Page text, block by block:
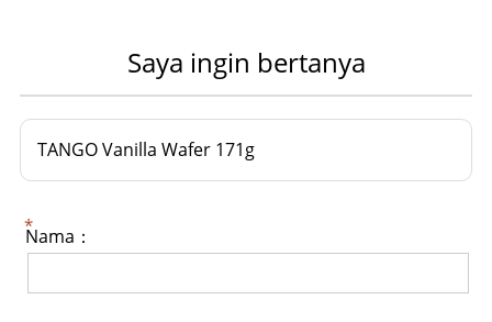
Saya ingin bertanya
TANGO Vanilla Wafer 171g
Nama：